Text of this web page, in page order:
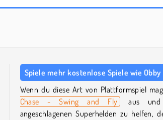
Spiele mehr kostenlose Spiele wie Obby
Wenn du diese Art von Plattformspiel
Chase - Swing and Fly
aus und
angeschlagenen Superhelden zu helfen,